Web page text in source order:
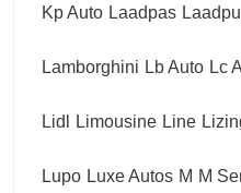
Kp Auto Laadpas
Lamborghini Lb Auto Lc
Lidl Limousine Line
Lupo Luxe Autos M M